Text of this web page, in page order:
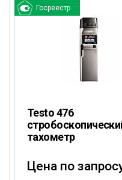
Госреестр
Testo 476
тахометр
Цена по